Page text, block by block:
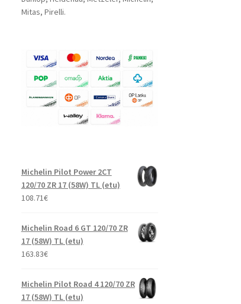
Mitas, Pirelli.
Michelin Pilot Power 2CT
120/70 ZR 17 (58W) TL (etu)
108.71€
Michelin Road 6 GT 120/70 ZR
17 (58W) TL (etu)
163.83€
Michelin Pilot Road 4 120/70 ZR
17 (58W) TL (etu)